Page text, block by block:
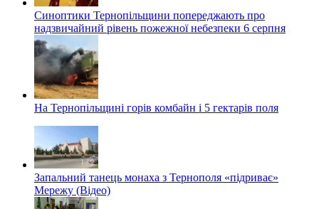
Синоптики Тернопільщини попереджають про
надзвичайний рівень пожежної небезпеки 6 серпня
На Тернопільщині горів комбайн і 5 гектарів поля
Запальний танець монаха з Тернополя «підриває»
Мережу (Відео)